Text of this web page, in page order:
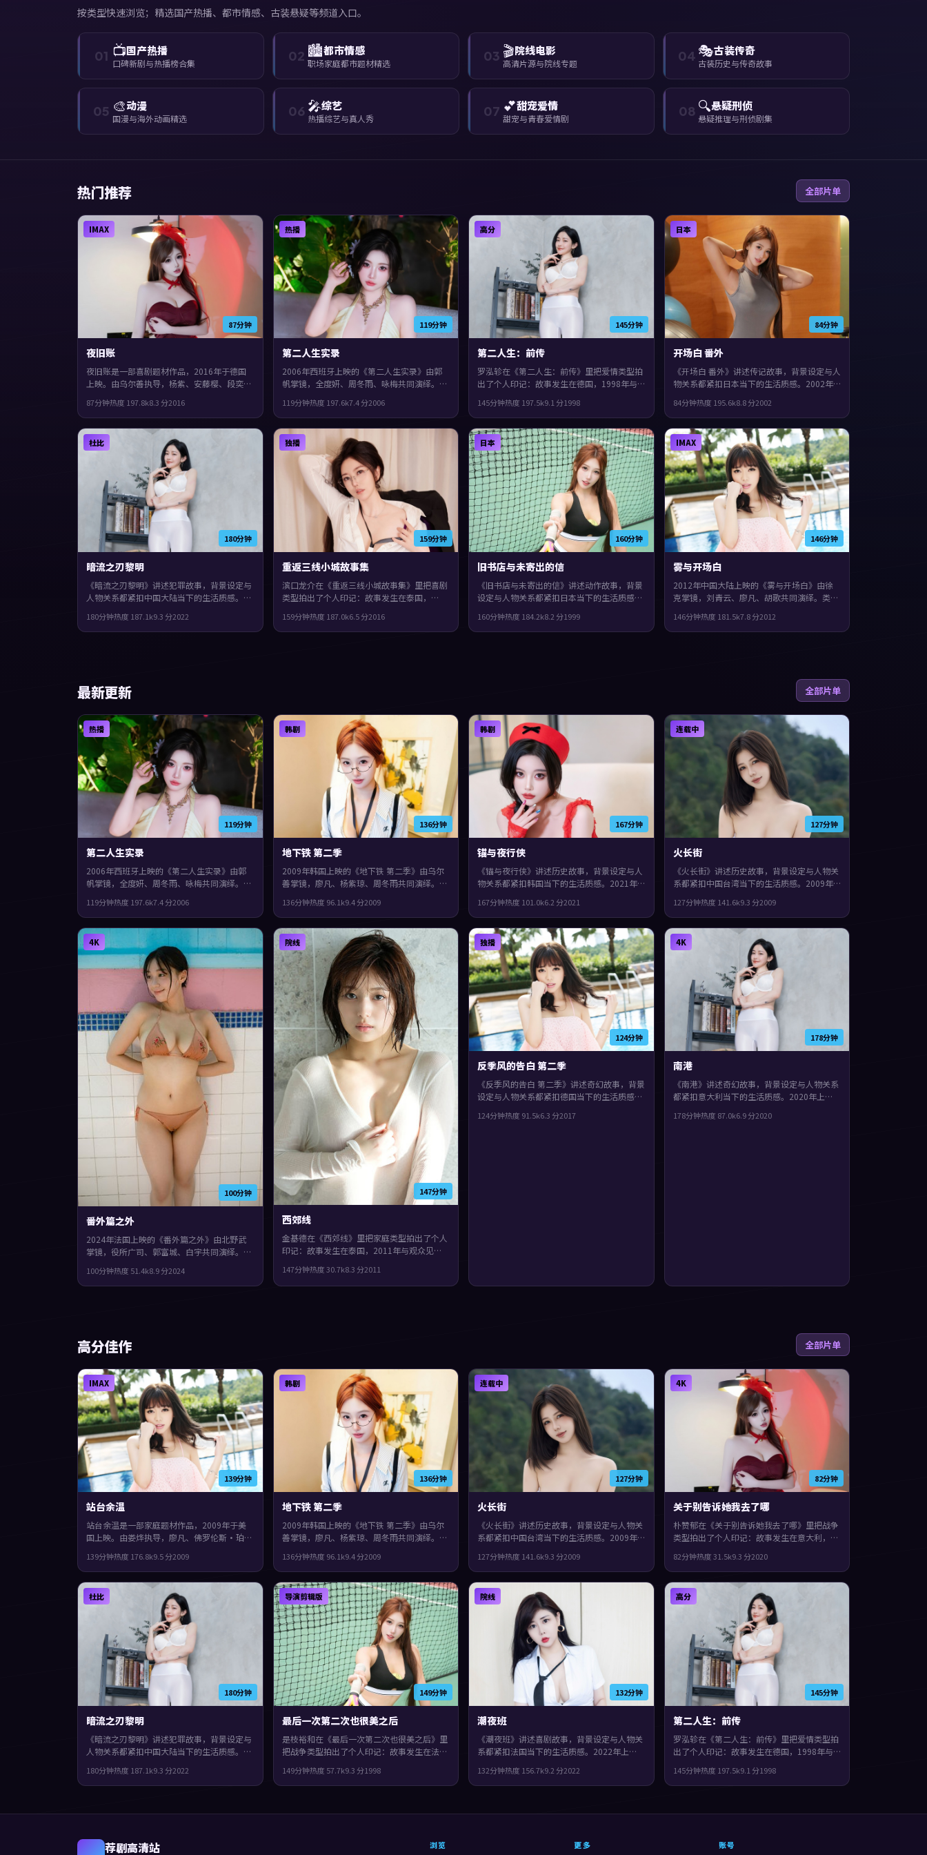
按类型快速浏览；精选国产热播、都市情感、古装悬疑等频道入口。
01 📺国产热播
口碑新剧与热播榜合集 02 🏙️都市情感
职场家庭都市题材精选 03 🎬院线电影
高清片源与院线专题 04 🎭古装传奇
古装历史与传奇故事
05 🎨动漫
国漫与海外动画精选 06 🎤综艺
热播综艺与真人秀 07 💕甜宠爱情
甜宠与青春爱情剧 08 🔍悬疑刑侦
悬疑推理与刑侦剧集
热门推荐 全部片单
87分钟
IMAX
夜旧账
夜旧账是一部喜剧题材作品，2016年于德国
上映。由乌尔善执导，杨紫、安藤樱、段奕宏
达，结局留白，给观众回味与讨论空间。
87分钟热度 197.8k8.3 分2016
119分钟
热播
第二人生实录
2006年西班牙上映的《第二人生实录》由郭
帆掌镜，全度妍、周冬雨、咏梅共同演绎。类
表达，群像戏份饱满，配角也有完整弧光。
119分钟热度 197.6k7.4分2006
145分钟
高分
第二人生：前传
罗泓轸在《第二人生：前传》里把爱情类型拍
出了个人印记：故事发生在德国，1998年与
杨紫。影片在类型框架里仍保留了作者表达，
人物在道德与生存之间反复拉扯。
145分钟热度 197.5k9.1分1998
84分钟
日本
开场白 番外
《开场白 番外》讲述传记故事，背景设定与人
物关系都紧扣日本当下的生活质感。2002年
领衔。一场意外把原本平行的人生拧在一起，
片尾余味很足。
84分钟热度 195.6k8.8分2002
180分钟
杜比
暗流之刃黎明
《暗流之刃黎明》讲述犯罪故事，背景设定与
人物关系都紧扣中国大陆当下的生活质感。
梅、张子枫、易烊千玺领衔。影片在类型框架
里仍保留了作者表达，人物在道德与生存之间
180分钟热度 187.1k9.3 分2022
159分钟
独播
重返三线小城故事集
滨口龙介在《重返三线小城故事集》里把喜剧
类型拍出了个人印记：故事发生在泰国，
乐、易烊千玺。叙事在回忆与现实之间交错推
进，观感紧凑，值得推荐。
159分钟热度 187.0k6.5分2016
160分钟
日本
旧书店与未寄出的信
《旧书店与未寄出的信》讲述动作故事，背景
设定与人物关系都紧扣日本当下的生活质感。
胡歌、刘青云领衔。群像戏份饱满，配角也有
完整弧光，片尾余味很足。
160分钟热度 184.2k8.2 分1999
146分钟
IMAX
雾与开场白
2012年中国大陆上映的《雾与开场白》由徐
克掌镜，刘青云、廖凡、胡歌共同演绎。类型
起，片尾余味很足。
146分钟热度 181.5k7.8分2012
最新更新 全部片单
119分钟
热播
第二人生实录
2006年西班牙上映的《第二人生实录》由郭
帆掌镜，全度妍、周冬雨、咏梅共同演绎。类
表达，群像戏份饱满，配角也有完整弧光。
119分钟热度 197.6k7.4分2006
136分钟
韩剧
地下铁 第二季
2009年韩国上映的《地下铁 第二季》由乌尔
善掌镜，廖凡、杨紫琼、周冬雨共同演绎。类
中爆发，片尾余味很足。
136分钟热度 96.1k9.4分2009
167分钟
韩剧
锚与夜行侠
《锚与夜行侠》讲述历史故事，背景设定与人
物关系都紧扣韩国当下的生活质感。2021年
真相像洋葱一样被层层剥开，整体完成度较
高，适合喜欢细腻叙事与人物刻画的观众。
167分钟热度 101.0k6.2 分2021
127分钟
连载中
火长街
《火长街》讲述历史故事，背景设定与人物关
系都紧扣中国台湾当下的生活质感。2009年
宋康昊、黄渤领衔。影片在类型框架里仍保留
了作者表达，叙事在回忆与现实之间交错推
进。
127分钟热度 141.6k9.3 分2009
100分钟
4K
番外篇之外
2024年法国上映的《番外篇之外》由北野武
掌镜，役所广司、郭富城、白宇共同演绎。类
表达，城市空间成为情绪与悬念的载体。
100分钟热度 51.4k8.9分2024
147分钟
院线
西郊线
金基德在《西郊线》里把家庭类型拍出了个人
印记：故事发生在泰国，2011年与观众见
言偏写实，细节里埋着伏笔，片尾余味很足。
147分钟热度30.7k8.3 分2011
124分钟
独播
反季风的告白 第二季
《反季风的告白 第二季》讲述奇幻故事，背景
设定与人物关系都紧扣德国当下的生活质感。
河正宇领衔。影片在类型框架里仍保留了作者
124分钟热度 91.5k6.3 分2017
178分钟
4K
南港
《南港》讲述奇幻故事，背景设定与人物关系
都紧扣意大利当下的生活质感。2020年上
提莫西·查拉梅领衔。真相像洋葱一样被层层
178分钟热度 87.0k6.9分2020
高分佳作 全部片单
139分钟
IMAX
站台余温
站台余温是一部家庭题材作品，2009年于美
国上映。由娄烨执导，廖凡、佛罗伦斯·珀、
者表达，节奏前半段克制蓄力，后半段集中爆
发。
139分钟热度 176.8k9.5分2009
136分钟
韩剧
地下铁 第二季
2009年韩国上映的《地下铁 第二季》由乌尔
善掌镜，廖凡、杨紫琼、周冬雨共同演绎。类
中爆发，片尾余味很足。
136分钟热度 96.1k9.4分2009
127分钟
连载中
火长街
《火长街》讲述历史故事，背景设定与人物关
系都紧扣中国台湾当下的生活质感。2009年
宋康昊、黄渤领衔。影片在类型框架里仍保留
了作者表达，叙事在回忆与现实之间交错推
进。
127分钟热度 141.6k9.3 分2009
82分钟
4K
关于别告诉她我去了哪
朴赞郁在《关于别告诉她我去了哪》里把战争
类型拍出了个人印记：故事发生在意大利，
泉、白宇。人物在道德与生存之间反复拉扯，
观感紧凑，值得推荐。
82分钟热度31.5k9.3 分2020
180分钟
杜比
暗流之刃黎明
《暗流之刃黎明》讲述犯罪故事，背景设定与
人物关系都紧扣中国大陆当下的生活质感。
梅、张子枫、易烊千玺领衔。影片在类型框架
里仍保留了作者表达，人物在道德与生存之间
180分钟热度 187.1k9.3 分2022
149分钟
导演剪辑版
最后一次第二次也很美之后
是枝裕和在《最后一次第二次也很美之后》里
把战争类型拍出了个人印记：故事发生在法
泽雅美、肖战。结局留白，给观众回味与讨论
空间，整体完成度较高，适合喜欢细腻叙事与
149分钟热度 57.7k9.3 分1998
132分钟
院线
潮夜班
《潮夜班》讲述喜剧故事，背景设定与人物关
系都紧扣法国当下的生活质感。2022年上
衔。镜头语言偏写实，细节里埋着伏笔，片尾
余味很足。
132分钟热度 156.7k9.2 分2022
145分钟
高分
第二人生：前传
罗泓轸在《第二人生：前传》里把爱情类型拍
出了个人印记：故事发生在德国，1998年与
杨紫。影片在类型框架里仍保留了作者表达，
人物在道德与生存之间反复拉扯。
145分钟热度 197.5k9.1 分1998
荐剧高清站 浏览 更多 账号